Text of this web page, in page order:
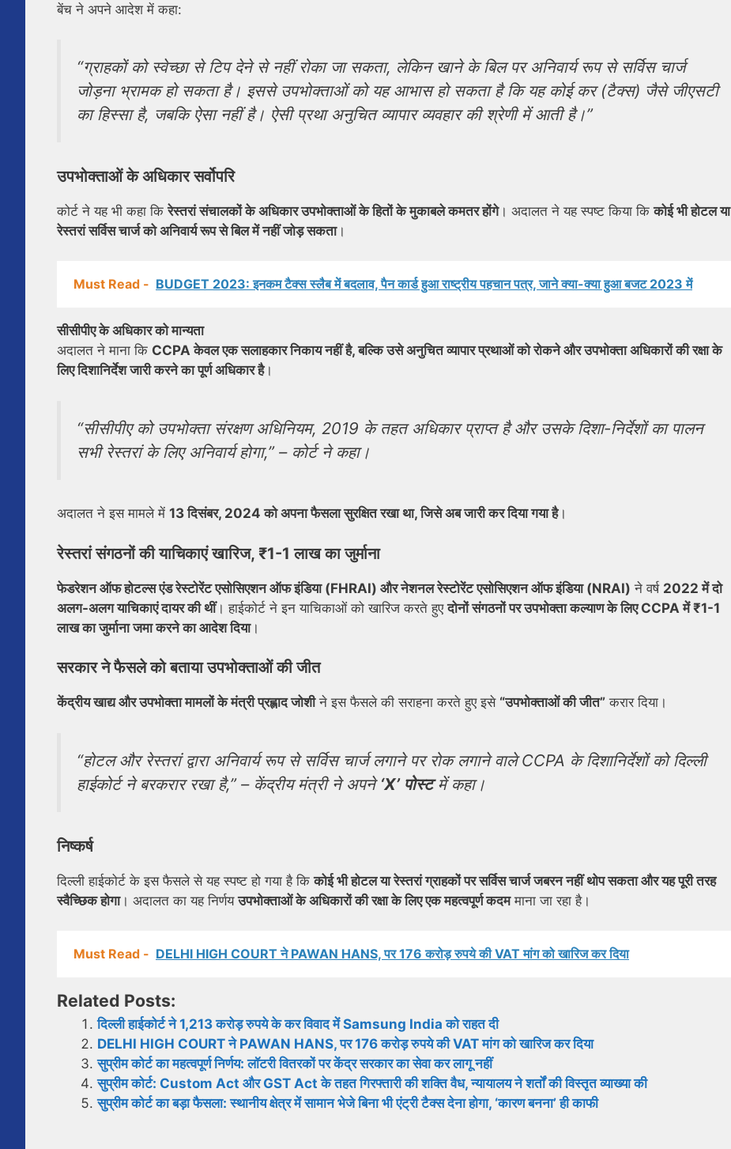
बेंच ने अपने आदेश में कहा:
“ग्राहकों को स्वेच्छा से टिप देने से नहीं रोका जा सकता, लेकिन खाने के बिल पर अनिवार्य रूप से सर्विस चार्ज
जोड़ना भ्रामक हो सकता है। इससे उपभोक्ताओं को यह आभास हो सकता है कि यह कोई कर (टैक्स) जैसे जीएसटी
का हिस्सा है, जबकि ऐसा नहीं है। ऐसी प्रथा अनुचित व्यापार व्यवहार की श्रेणी में आती है।”
उपभोक्ताओं के अधिकार सर्वोपरि
कोर्ट ने यह भी कहा किरेस्तरां संचालकों के अधिकार उपभोक्ताओं के हितों के मुकाबले कमतर होंगे। अदालत ने यह स्पष्ट किया किकोई भी होटल या
रेस्तरां सर्विस चार्ज को अनिवार्य रूप से बिल में नहीं जोड़ सकता।
Must Read - BUDGET 2023: इनकम टैक्स स्लैब में बदलाव, पैन कार्ड हुआ राष्ट्रीय पहचान पत्र, जाने क्या-क्या हुआ बजट 2023 में
सीसीपीए के अधिकार को मान्यता
अदालत ने माना कि CCPA केवल एक सलाहकार निकाय नहीं है, बल्कि उसे अनुचित व्यापार प्रथाओं को रोकने और उपभोक्ता अधिकारों की रक्षा के
लिए दिशानिर्देश जारी करने का पूर्ण अधिकार है।
“सीसीपीए को उपभोक्ता संरक्षण अधिनियम, 2019 के तहत अधिकार प्राप्त है और उसके दिशा-निर्देशों का पालन
सभी रेस्तरां के लिए अनिवार्य होगा,”– कोर्ट ने कहा।
अदालत ने इस मामले में 13 दिसंबर, 2024 को अपना फैसला सुरक्षित रखा था, जिसे अब जारी कर दिया गया है।
रेस्तरां संगठनों की याचिकाएं खारिज, ₹1-1 लाख का जुर्माना
फेडरेशन ऑफ होटल्स एंड रेस्टोरेंट एसोसिएशन ऑफ इंडिया (FHRAI) और नेशनल रेस्टोरेंट एसोसिएशन ऑफ इंडिया (NRAI) ने वर्ष 2022 में दो
अलग-अलग याचिकाएं दायर की थीं। हाईकोर्ट ने इन याचिकाओं को खारिज करते हुएदोनों संगठनों पर उपभोक्ता कल्याण के लिए CCPA में ₹1-1
लाख का जुर्माना जमा करने का आदेश दिया।
सरकार ने फैसले को बताया उपभोक्ताओं की जीत
केंद्रीय खाद्य और उपभोक्ता मामलों के मंत्री प्रह्लाद जोशीने इस फैसले की सराहना करते हुए इसे “उपभोक्ताओं की जीत” करार दिया।
“होटल और रेस्तरां द्वारा अनिवार्य रूप से सर्विस चार्ज लगाने पर रोक लगाने वाले CCPA के दिशानिर्देशों को दिल्ली
हाईकोर्ट ने बरकरार रखा है,”– केंद्रीय मंत्री ने अपने ‘X’ पोस्टमें कहा।
निष्कर्ष
दिल्ली हाईकोर्ट के इस फैसले से यह स्पष्ट हो गया है किकोई भी होटल या रेस्तरां ग्राहकों पर सर्विस चार्ज जबरन नहीं थोप सकता और यह पूरी तरह
स्वैच्छिक होगा। अदालत का यह निर्णयउपभोक्ताओं के अधिकारों की रक्षा के लिए एक महत्वपूर्ण कदममाना जा रहा है।
Must Read - DELHI HIGH COURT ने PAWAN HANS, पर 176 करोड़ रुपये की VAT मांग को खारिज कर दिया
Related Posts:
दिल्ली हाईकोर्ट ने 1,213 करोड़ रुपये के कर विवाद में Samsung India को राहत दी
DELHI HIGH COURT ने PAWAN HANS, पर 176 करोड़ रुपये की VAT मांग को खारिज कर दिया
सुप्रीम कोर्ट का महत्वपूर्ण निर्णय: लॉटरी वितरकों पर केंद्र सरकार का सेवा कर लागू नहीं
सुप्रीम कोर्ट: Custom Act और GST Act के तहत गिरफ्तारी की शक्ति वैध, न्यायालय ने शर्तों की विस्तृत व्याख्या की
सुप्रीम कोर्ट का बड़ा फैसला: स्थानीय क्षेत्र में सामान भेजे बिना भी एंट्री टैक्स देना होगा, ‘कारण बनना’ ही काफी